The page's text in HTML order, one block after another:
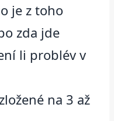
je z toho
zda jde
li problév v
na 3 až